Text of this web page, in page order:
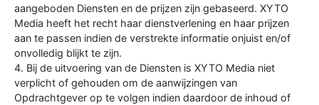
aangeboden Diensten en de prijzen zijn gebaseerd. XYTO
Media heeft het recht haar dienstverlening en haar prijzen
aan te passen indien de verstrekte informatie onjuist en/of
onvolledig blijkt te zijn.
4. Bij de uitvoering van de Diensten is XYTO Media niet
verplicht of gehouden om de aanwijzingen van
Opdrachtgever op te volgen indien daardoor de inhoud of